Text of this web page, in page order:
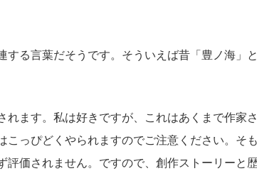
る言葉だそうです。そういえば昔「豊ノ海」
ます。私は好きですが、これはあくまで作家
っぴどくやられますのでご注意ください。そ
価されません。ですので、創作ストーリーと